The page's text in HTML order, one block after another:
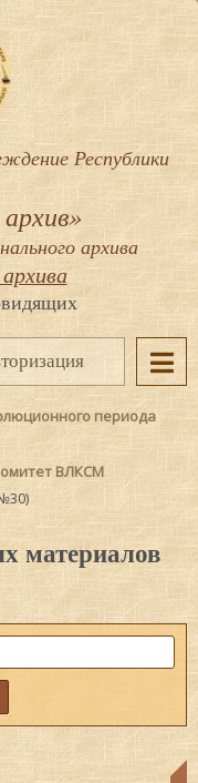
Республики
архива
периода
ВЛКСМ
материалов